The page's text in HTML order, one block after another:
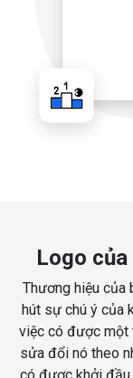
Logo của
Thương hiệu của
hút sự chú ý của
việc có được một
sửa đổi nó theo